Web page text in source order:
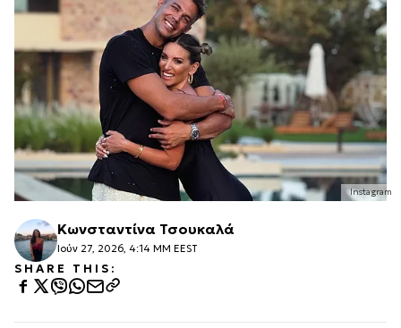
Instagram
Κωνσταντίνα Τσουκαλά
Ιούν 27, 2026, 4:14 ΜΜ EEST
SHARE THIS: